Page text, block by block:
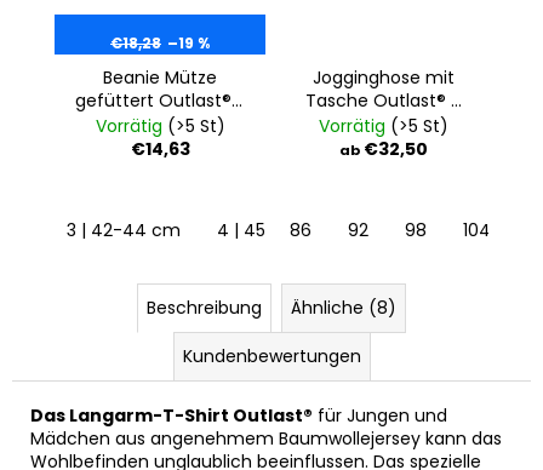
€18,28 –19 %
Beanie Mütze
gefüttert Outlast® -
grauschwarz
Muster/dunkelgrau
Vorrätig (>5 St)
€14,63
3 | 42-44 cm 4 | 45-48 cm 5 | 49-53 cm
Jogginghose mit
Tasche Outlast® -
royalblau
Vorrätig (>5 St)
ab€32,50
86 92 98 104
Beschreibung
Ähnliche (8)
Kundenbewertungen
Das Langarm-T-Shirt Outlast® für Jungen und
Mädchen aus angenehmem Baumwollejersey kann das
Wohlbefinden unglaublich beeinflussen. Das spezielle